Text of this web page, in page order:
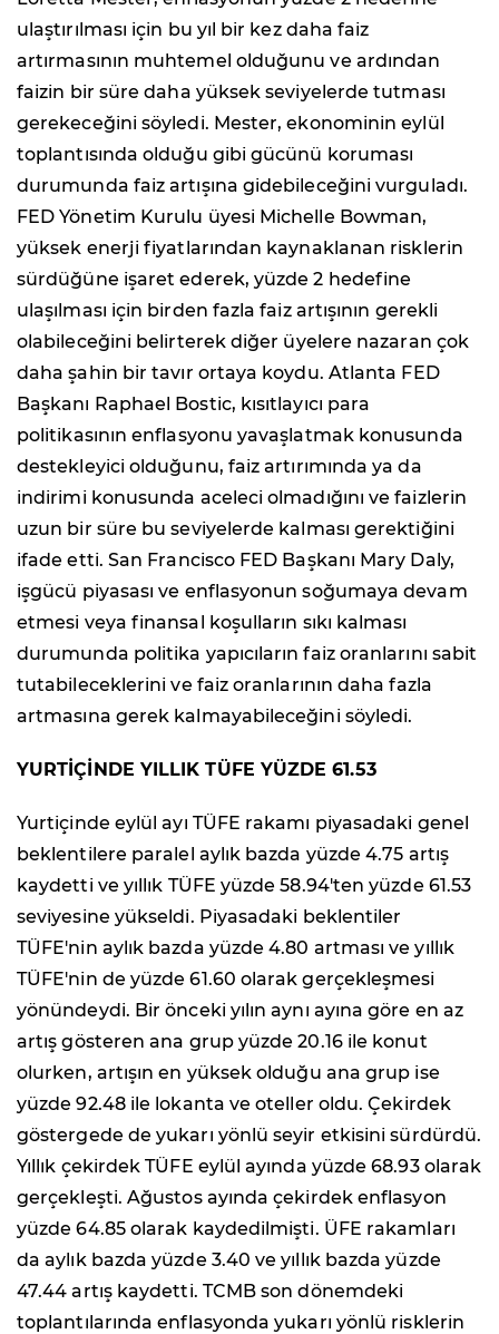
ulaştırılması için bu yıl bir kez daha faiz
artırmasının muhtemel olduğunu ve ardından
faizin bir süre daha yüksek seviyelerde tutması
gerekeceğini söyledi. Mester, ekonominin eylül
toplantısında olduğu gibi gücünü koruması
durumunda faiz artışına gidebileceğini vurguladı.
FED Yönetim Kurulu üyesi Michelle Bowman,
yüksek enerji fiyatlarından kaynaklanan risklerin
sürdüğüne işaret ederek, yüzde 2 hedefine
ulaşılması için birden fazla faiz artışının gerekli
olabileceğini belirterek diğer üyelere nazaran çok
daha şahin bir tavır ortaya koydu. Atlanta FED
Başkanı Raphael Bostic, kısıtlayıcı para
politikasının enflasyonu yavaşlatmak konusunda
destekleyici olduğunu, faiz artırımında ya da
indirimi konusunda aceleci olmadığını ve faizlerin
uzun bir süre bu seviyelerde kalması gerektiğini
ifade etti. San Francisco FED Başkanı Mary Daly,
işgücü piyasası ve enflasyonun soğumaya devam
etmesi veya finansal koşulların sıkı kalması
durumunda politika yapıcıların faiz oranlarını sabit
tutabileceklerini ve faiz oranlarının daha fazla
artmasına gerek kalmayabileceğini söyledi.
YURTİÇİNDE YILLIK TÜFE YÜZDE 61.53
Yurtiçinde eylül ayı TÜFE rakamı piyasadaki genel
beklentilere paralel aylık bazda yüzde 4.75 artış
kaydetti ve yıllık TÜFE yüzde 58.94'ten yüzde 61.53
seviyesine yükseldi. Piyasadaki beklentiler
TÜFE'nin aylık bazda yüzde 4.80 artması ve yıllık
TÜFE'nin de yüzde 61.60 olarak gerçekleşmesi
yönündeydi. Bir önceki yılın aynı ayına göre en az
artış gösteren ana grup yüzde 20.16 ile konut
olurken, artışın en yüksek olduğu ana grup ise
yüzde 92.48 ile lokanta ve oteller oldu. Çekirdek
göstergede de yukarı yönlü seyir etkisini sürdürdü.
Yıllık çekirdek TÜFE eylül ayında yüzde 68.93 olarak
gerçekleşti. Ağustos ayında çekirdek enflasyon
yüzde 64.85 olarak kaydedilmişti. ÜFE rakamları
da aylık bazda yüzde 3.40 ve yıllık bazda yüzde
47.44 artış kaydetti. TCMB son dönemdeki
toplantılarında enflasyonda yukarı yönlü risklerin